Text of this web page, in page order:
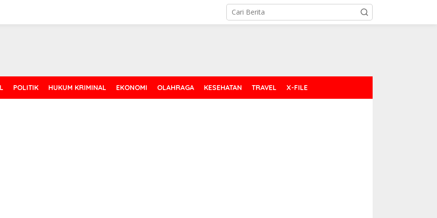
POLITIK HUKUM KRIMINAL EKONOMI OLAHRAGA KESEHATAN TRAVEL X-FILE